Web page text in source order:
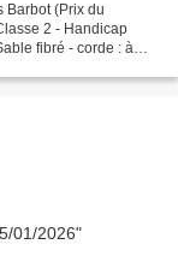
Barbot (Prix du
2 - Handicap
fibré - corde : à